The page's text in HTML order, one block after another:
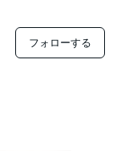
フォローする